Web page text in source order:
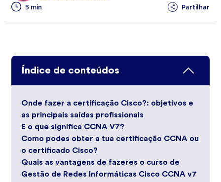
5 min
Partilhar
Índice de conteúdos
Onde fazer a certificação Cisco?: objetivos e
as principais saídas profissionais
E o que significa CCNA V7?
Como podes obter a tua certificação CCNA ou
o certificado Cisco?
Quais as vantagens de fazeres o curso de
Gestão de Redes Informáticas Cisco CCNA v7